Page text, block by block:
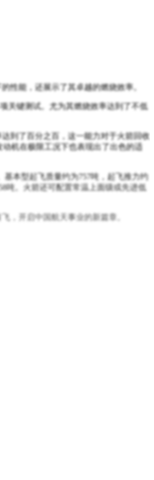
性能，还展示了其卓越的燃烧效率。
关键测试。尤为其燃烧效率达到了不低
到了百分之百，这一能力对于火箭回收
机在极限工况下也表现出了出色的适
本型起飞质量约为757吨，起飞推力约
吨。火箭还可配置常温上面级或先进低
，开启中国航天事业的新篇章。